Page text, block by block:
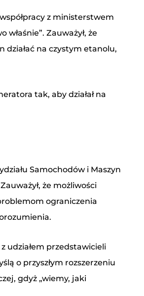
z ministerstwem
Zauważył, że
działać na czystym etanolu,
tak, aby działał na
Samochodów i Maszyn
że możliwości
ograniczenia
udziałem przedstawicieli
o przyszłym rozszerzeniu
gdyż „wiemy, jaki